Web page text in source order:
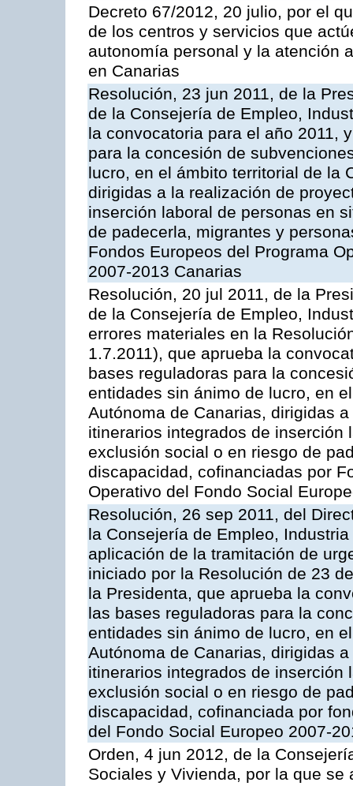
Decreto 67/2012, 20 julio, por el
de los centros y servicios que
autonomía personal y la atención
en Canarias
Resolución, 23 jun 2011, de la
de la Consejería de Empleo,
la convocatoria para el año 2011,
para la concesión de
lucro, en el ámbito territorial de la
dirigidas a la realización de
inserción laboral de personas en
de padecerla, migrantes y
Fondos Europeos del Programa
2007-2013 Canarias
Resolución, 20 jul 2011, de la
de la Consejería de Empleo,
errores materiales en la
1.7.2011), que aprueba la
bases reguladoras para la
entidades sin ánimo de lucro, en
Autónoma de Canarias, dirigidas
itinerarios integrados de
exclusión social o en riesgo de
discapacidad, cofinanciadas por
Operativo del Fondo Social
Resolución, 26 sep 2011, del
la Consejería de Empleo,
aplicación de la tramitación de
iniciado por la Resolución de 23
la Presidenta, que aprueba la
las bases reguladoras para la
entidades sin ánimo de lucro, en
Autónoma de Canarias, dirigidas
itinerarios integrados de
exclusión social o en riesgo de
discapacidad, cofinanciada por
del Fondo Social Europeo 2007-
Orden, 4 jun 2012, de la
Sociales y Vivienda, por la que